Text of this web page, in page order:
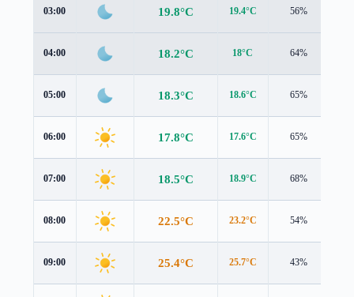
03:00 19.8°C 19.4°C 56%
04:00 18.2°C 18°C 64%
05:00 18.3°C 18.6°C 65%
06:00 17.8°C 17.6°C 65%
07:00 18.5°C 18.9°C 68%
08:00 22.5°C 23.2°C 54%
09:00 25.4°C 25.7°C 43%